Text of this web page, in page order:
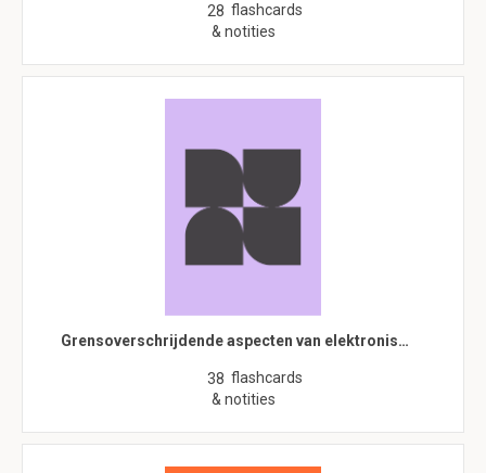
28 flashcards
& notities
Grensoverschrijdende aspecten van elektronis…
38 flashcards
& notities